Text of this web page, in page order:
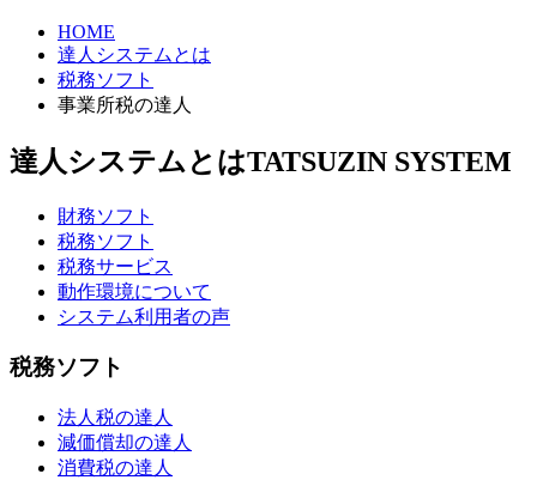
HOME
達人システムとは
税務ソフト
事業所税の達人
達人システムとはTATSUZIN SYSTEM
財務ソフト
税務ソフト
税務サービス
動作環境について
システム利用者の声
税務ソフト
法人税の達人
減価償却の達人
消費税の達人